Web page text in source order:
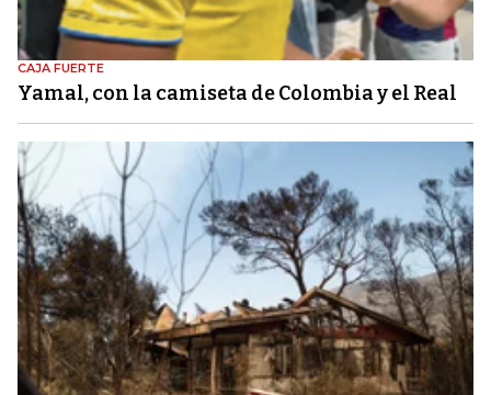
CAJA FUERTE
Yamal, con la camiseta de Colombia y el Real